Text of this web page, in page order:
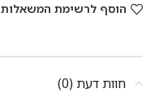
הוסף לרשימת המשאלות
חוות דעת (0)